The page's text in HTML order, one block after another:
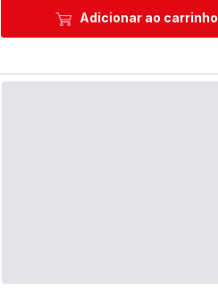
Adicionar ao carrinho